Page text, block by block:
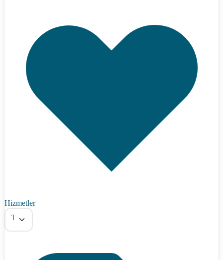
Hizmetler
Tümü